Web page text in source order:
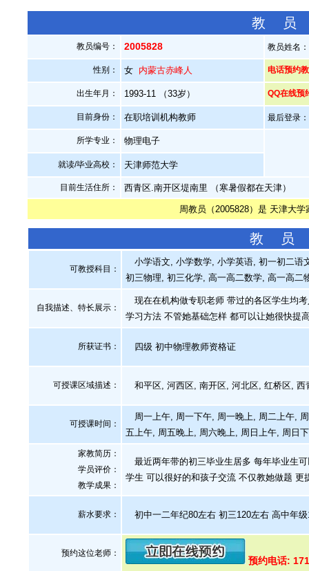
教
教员编号： 2005828 教员姓名
性别： 女 内蒙古赤峰人 电话预约
出生年月： 1993-11 （33岁） QQ在线预
目前身份： 在职培训机构教师 最后登录
所学专业： 物理电子
就读/毕业高校： 天津师范大学
目前生活住所： 西青区.南开区堤南里 （寒暑假都在天津）
周教员（2005828）是 天津大学
教 员
可教授科目：
小学语文, 小学数学, 小学英语, 初一初二语
初三物理, 初三化学, 高一高二数学, 高一高二
自我描述、特长展示 ：
现在在机构做专职老师 带过的各区学生均
学习方法 不管她基础怎样 都可以让她很快提
所获证书 ： 四级 初中物理教师资格证
可授课区域描述： 和平区, 河西区, 南开区, 河北区, 红桥区, 西
可授课时间：
周一上午, 周一下午, 周一晚上, 周二上午,
五上午, 周五晚上, 周六晚上, 周日上午, 周日
家教简历：
学员评价：
教学成果：
最近两年带的初三毕业生居多 每年毕业生
学生 可以很好的和孩子交流 不仅教她做题 更
薪水要求： 初中一二年纪80左右 初三120左右 高中年
预约这位老师：
预约电话: